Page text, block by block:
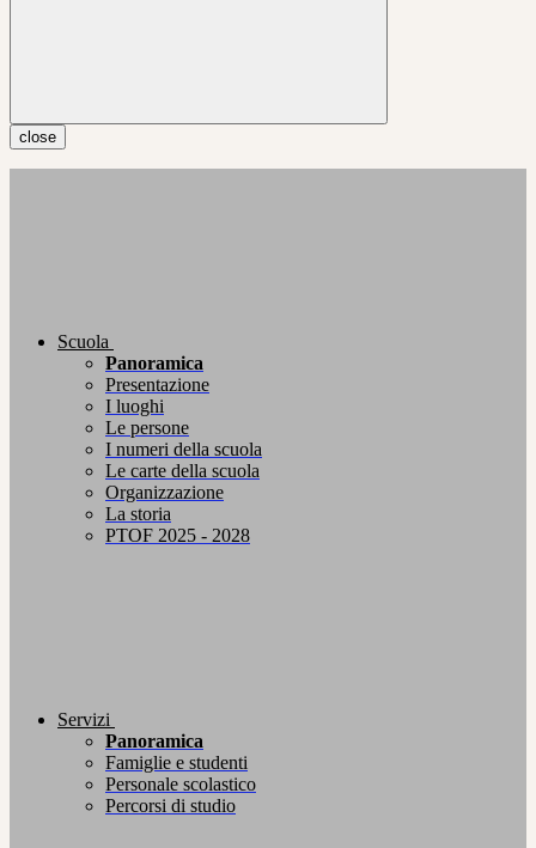
close
Scuola
Panoramica
Presentazione
I luoghi
Le persone
I numeri della scuola
Le carte della scuola
Organizzazione
La storia
PTOF 2025 - 2028
Servizi
Panoramica
Famiglie e studenti
Personale scolastico
Percorsi di studio